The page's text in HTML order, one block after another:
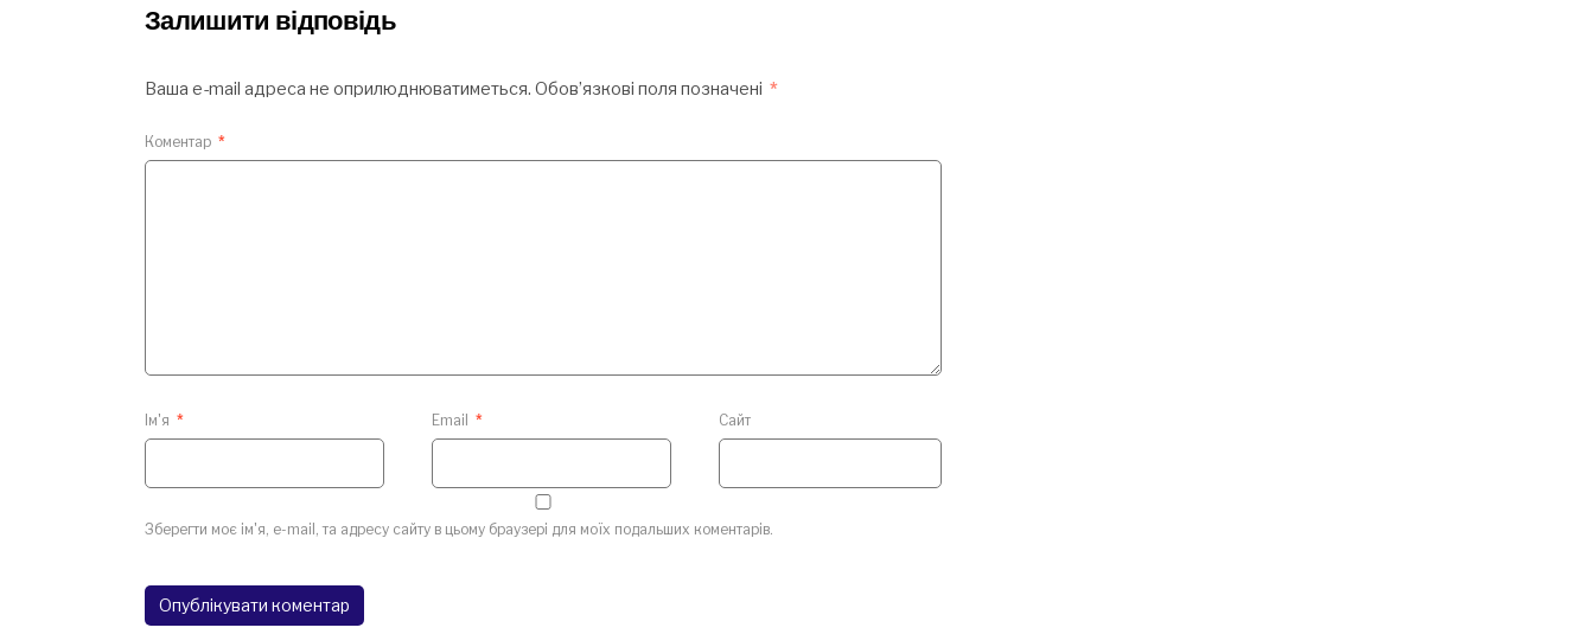
Залишити відповідь
Ваша e-mail адреса не оприлюднюватиметься. Обов’язкові поля позначені *
Коментар *
Ім'я * Email * Сайт
Зберегти моє ім'я, e-mail, та адресу сайту в цьому браузері для моїх подальших коментарів.